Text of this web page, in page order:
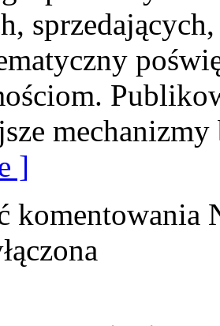
]
komentowania